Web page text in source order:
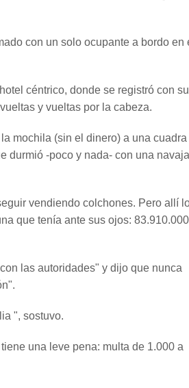
con un solo ocupante a bordo en
céntrico, donde se registró con su
y vueltas por la cabeza.
mochila (sin el dinero) a una
durmió -poco y nada- con una navaja
vendiendo colchones. Pero allí
que tenía ante sus ojos: 83.910.000
las autoridades" y dijo que nunca
", sostuvo.
una leve pena: multa de 1.000 a